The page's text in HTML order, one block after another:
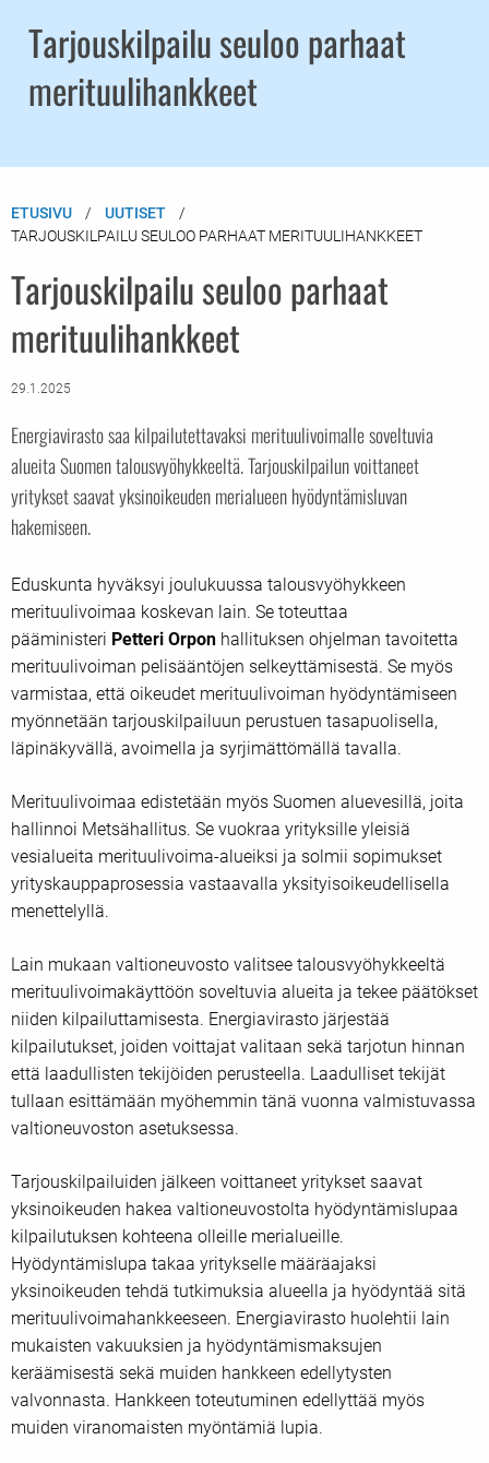
Tarjouskilpailu seuloo parhaat
merituulihankkeet
ETUSIVU
UUTISET
TARJOUSKILPAILU SEULOO PARHAAT MERITUULIHANKKEET
Tarjouskilpailu seuloo parhaat
merituulihankkeet
29.1.2025
Energiavirasto saa kilpailutettavaksi merituulivoimalle soveltuvia
alueita Suomen talousvyöhykkeeltä. Tarjouskilpailun voittaneet
yritykset saavat yksinoikeuden merialueen hyödyntämisluvan
hakemiseen.
Eduskunta hyväksyi joulukuussa talousvyöhykkeen
merituulivoimaa koskevan lain. Se toteuttaa
pääministeri Petteri Orpon hallituksen ohjelman tavoitetta
merituulivoiman pelisääntöjen selkeyttämisestä. Se myös
varmistaa, että oikeudet merituulivoiman hyödyntämiseen
myönnetään tarjouskilpailuun perustuen tasapuolisella,
läpinäkyvällä, avoimella ja syrjimättömällä tavalla.
Merituulivoimaa edistetään myös Suomen aluevesillä, joita
hallinnoi Metsähallitus. Se vuokraa yrityksille yleisiä
vesialueita merituulivoima-alueiksi ja solmii sopimukset
yrityskauppaprosessia vastaavalla yksityisoikeudellisella
menettelyllä.
Lain mukaan valtioneuvosto valitsee talousvyöhykkeeltä
merituulivoimakäyttöön soveltuvia alueita ja tekee päätökset
niiden kilpailuttamisesta. Energiavirasto järjestää
kilpailutukset, joiden voittajat valitaan sekä tarjotun hinnan
että laadullisten tekijöiden perusteella. Laadulliset tekijät
tullaan esittämään myöhemmin tänä vuonna valmistuvassa
valtioneuvoston asetuksessa.
Tarjouskilpailuiden jälkeen voittaneet yritykset saavat
yksinoikeuden hakea valtioneuvostolta hyödyntämislupaa
kilpailutuksen kohteena olleille merialueille.
Hyödyntämislupa takaa yritykselle määräajaksi
yksinoikeuden tehdä tutkimuksia alueella ja hyödyntää sitä
merituulivoimahankkeeseen. Energiavirasto huolehtii lain
mukaisten vakuuksien ja hyödyntämismaksujen
keräämisestä sekä muiden hankkeen edellytysten
valvonnasta. Hankkeen toteutuminen edellyttää myös
muiden viranomaisten myöntämiä lupia.